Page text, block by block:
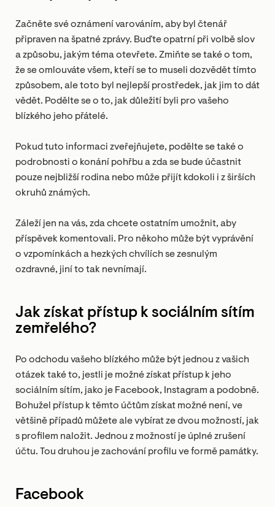
Začněte své oznámení varováním, aby byl čtenář
připraven na špatné zprávy. Buďte opatrní při volbě slov
a způsobu, jakým téma otevřete. Zmiňte se také o tom,
že se omlouváte všem, kteří se to museli dozvědět tímto
způsobem, ale toto byl nejlepší prostředek, jak jim to dát
vědět. Podělte se o to, jak důležití byli pro vašeho
blízkého jeho přátelé.
Pokud tuto informaci zveřejňujete, podělte se také o
podrobnosti o konání pohřbu a zda se bude účastnit
pouze nejbližší rodina nebo může přijít kdokoli i z širších
okruhů známých.
Záleží jen na vás, zda chcete ostatním umožnit, aby
příspěvek komentovali. Pro někoho může být vyprávění
o vzpomínkách a hezkých chvílích se zesnulým
ozdravné, jiní to tak nevnímají.
Jak získat přístup k sociálním sítím
zemřelého?
Po odchodu vašeho blízkého může být jednou z vašich
otázek také to, jestli je možné získat přístup k jeho
sociálním sítím, jako je Facebook, Instagram a podobně.
Bohužel přístup k těmto účtům získat možné není, ve
většině případů můžete ale vybírat ze dvou možností, jak
s profilem naložit. Jednou z možností je úplné zrušení
účtu. Tou druhou je zachování profilu ve formě památky.
Facebook